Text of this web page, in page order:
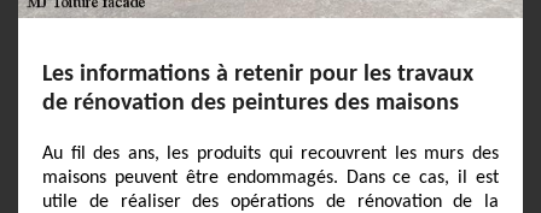
Les informations à retenir pour les travaux
de rénovation des peintures des maisons
Au fil des ans, les produits qui recouvrent les murs des
maisons peuvent être endommagés. Dans ce cas, il est
utile de réaliser des opérations de rénovation de la